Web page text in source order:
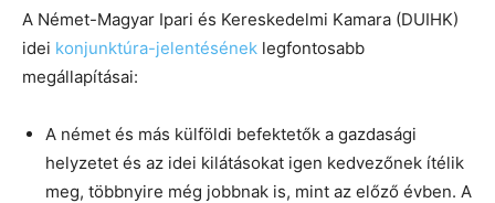
A Német-Magyar Ipari és Kereskedelmi Kamara (DUIHK)
idei konjunktúra-jelentésének legfontosabb
megállapításai:
A német és más külföldi befektetők a gazdasági
helyzetet és az idei kilátásokat igen kedvezőnek ítélik
meg, többnyire még jobbnak is, mint az előző évben. A